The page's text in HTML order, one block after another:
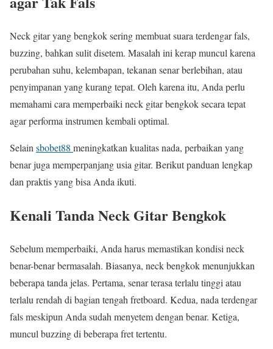
Neck gitar yang bengkok sering membuat suara terdengar fals,
buzzing, bahkan sulit disetem. Masalah ini kerap muncul karena
perubahan suhu, kelembapan, tekanan senar berlebihan, atau
penyimpanan yang kurang tepat. Oleh karena itu, Anda perlu
memahami cara memperbaiki neck gitar bengkok secara tepat
agar performa instrumen kembali optimal.
Selain sbobet88 meningkatkan kualitas nada, perbaikan yang
benar juga memperpanjang usia gitar. Berikut panduan lengkap
dan praktis yang bisa Anda ikuti.
Kenali Tanda Neck Gitar Bengkok
Sebelum memperbaiki, Anda harus memastikan kondisi neck
benar-benar bermasalah. Biasanya, neck bengkok menunjukkan
beberapa tanda jelas. Pertama, senar terasa terlalu tinggi atau
terlalu rendah di bagian tengah fretboard. Kedua, nada terdengar
fals meskipun Anda sudah menyetem dengan benar. Ketiga,
muncul buzzing di beberapa fret tertentu.